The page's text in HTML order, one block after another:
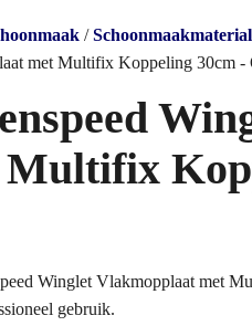
/
met Multifix Koppeling 30cm -
Multifix
Winglet Vlakmopplaat met
gebruik.